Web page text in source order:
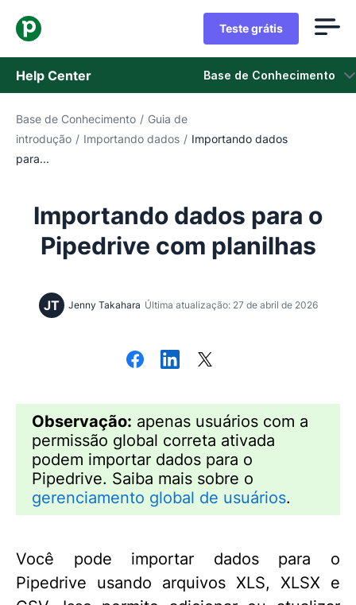
Teste grátis
Help Center Base de Conhecimento
Base de Conhecimento
Status
Base de Conhecimento / Guia de
introdução / Importando dados / Importando dados
para...
Importando dados para o
Pipedrive com planilhas
JT Jenny Takahara Última atualização: 27 de abril de 2026
Observação: apenas usuários com a
permissão global correta ativada
podem importar dados para o
Pipedrive. Saiba mais sobre o
gerenciamento global de usuários.
Você pode importar dados para o
Pipedrive usando arquivos XLS, XLSX e